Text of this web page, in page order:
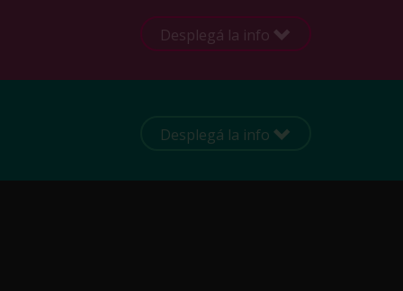
Desplegá la info
Desplegá la info